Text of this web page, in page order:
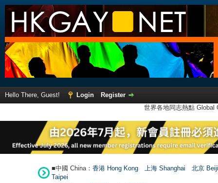
Hello There, Guest! Login
Register
世界各地同志熱點
■中國 China： 香港 Hong Kong 上海 Shanghai
北京
Taipei